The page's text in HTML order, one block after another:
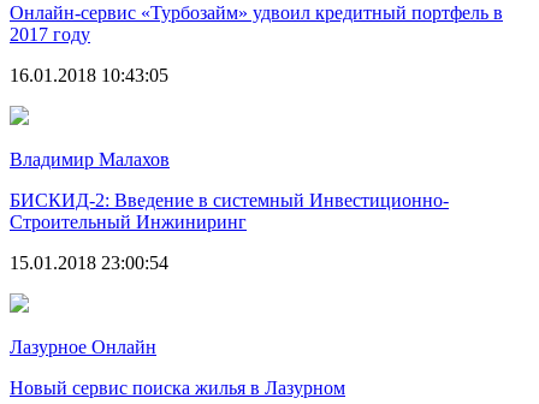
Онлайн-сервис «Турбозайм» удвоил кредитный портфель в
2017 году
16.01.2018 10:43:05
Владимир Малахов
БИСКИД-2: Введение в системный Инвестиционно-
Строительный Инжиниринг
15.01.2018 23:00:54
Лазурное Онлайн
Новый сервис поиска жилья в Лазурном